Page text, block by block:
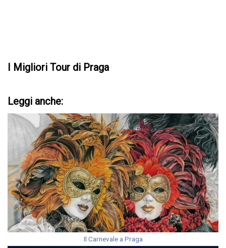
I Migliori Tour di Praga
Leggi anche:
Il Carnevale a Praga